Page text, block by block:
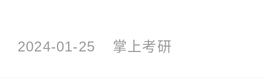
2024-01-25 掌上考研